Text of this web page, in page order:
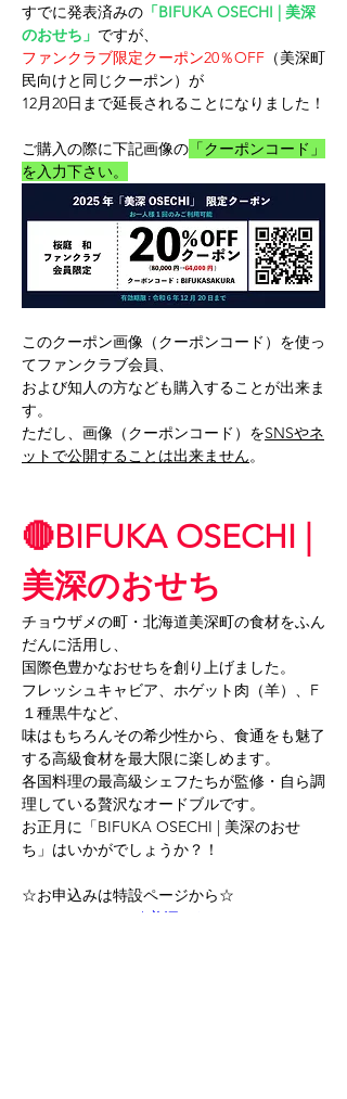
すでに発表済みの 「BIFUKA OSECHI | 美深
のおせち」 ですが、
ファンクラブ限定クーポン20％OFF （美深町
民向けと同じクーポン）が
12月20日まで延長されることになりました！
ご購入の際に下記画像の 「クーポンコード」
を入力下さい。
このクーポン画像（クーポンコード）を使っ
てファンクラブ会員、
および知人の方なども購入することが出来ま
す。
ただし、画像（クーポンコード）をSNSやネ
ットで公開することは出来ません。
🔴BIFUKA OSECHI |
美深のおせち
チョウザメの町・北海道美深町の食材をふん
だんに活用し、
国際色豊かなおせちを創り上げました。
フレッシュキャビア、ホゲット肉（羊）、F
１種黒牛など、
味はもちろんその希少性から、食通をも魅了
する高級食材を最大限に楽しめます。
各国料理の最高級シェフたちが監修・自ら調
理している贅沢なオードブルです。
お正月に「BIFUKA OSECHI | 美深のおせ
ち」はいかがでしょうか？！
☆お申込みは特設ページから☆
BIFUKA OSECHI | 美深のおせち